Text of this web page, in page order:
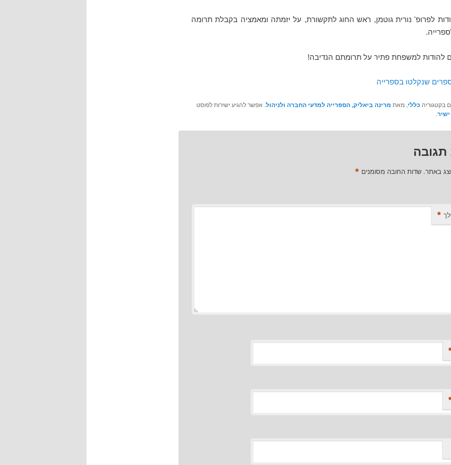
לפרופ' נורית גוטמן, ראש החוג לתקשורת, על יזמתה ומאמציה בקבלת תרומה
להודות למשפחת פתיר על תרומתם הנדיבה!
שנקלטו בספרייה
בקטגוריה כללי, מאת מרינה ביאליק, הספרייה למדעי החברה ולניהול. אפשר להגיע ישירות לפוסט
.
באתר. שדות החובה מסומנים *
*